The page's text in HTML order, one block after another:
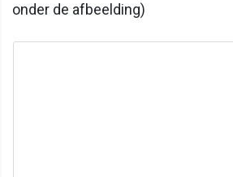
onder de afbeelding)